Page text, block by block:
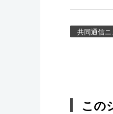
共同通信ニ
この